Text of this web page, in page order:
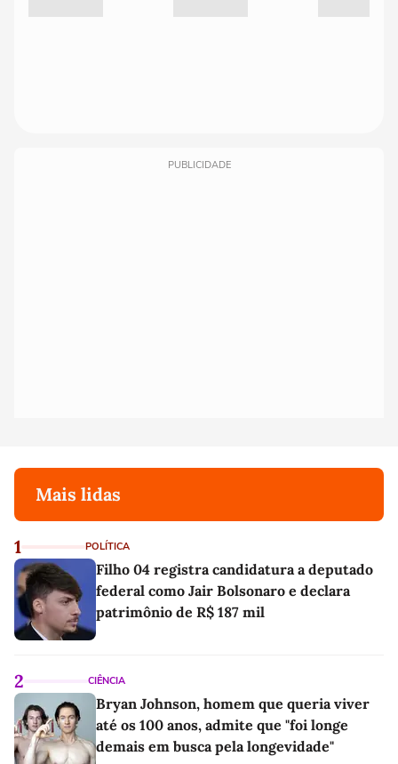
PUBLICIDADE
Mais lidas
1 POLÍTICA
Filho 04 registra candidatura a deputado
federal como Jair Bolsonaro e declara
patrimônio de R$ 187 mil
2 CIÊNCIA
Bryan Johnson, homem que queria viver
até os 100 anos, admite que "foi longe
demais em busca pela longevidade"